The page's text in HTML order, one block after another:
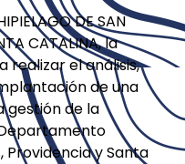
DE SAN
CATALINA, la
realizar el análisis,
de una
gestión de la
Providencia y Santa